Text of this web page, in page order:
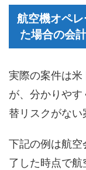
航空機オペ
た場合の会
実際の案件は
が、分かりや
替リスクがない
下記の例は航空
了した時点で